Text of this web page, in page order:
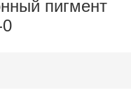
пигмент